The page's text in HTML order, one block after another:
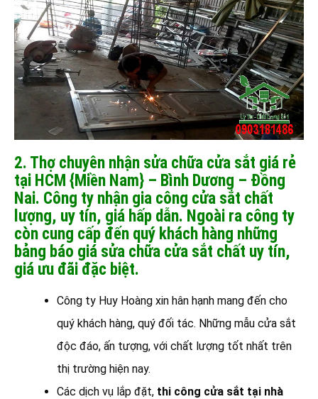
2. Thợ chuyên nhận sửa chữa cửa sắt giá rẻ
tại HCM {Miền Nam} – Bình Dương – Đồng
Nai. Công ty nhận gia công cửa sắt chất
lượng, uy tín, giá hấp dẫn. Ngoài ra công ty
còn cung cấp đến quý khách hàng những
bảng báo giá sửa chữa cửa sắt chất uy tín,
giá ưu đãi đặc biệt.
Công ty Huy Hoàng xin hân hạnh mang đến cho
quý khách hàng, quý đối tác. Những mẫu cửa sắt
độc đáo, ấn tượng, với chất lượng tốt nhất trên
thị trường hiện nay.
Các dịch vụ lắp đặt, thi công cửa sắt tại nhà